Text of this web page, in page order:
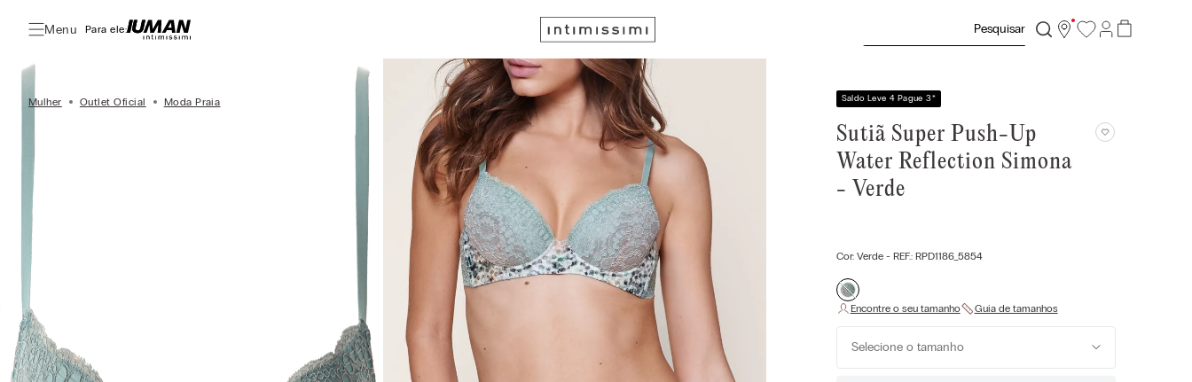
Menu Para ele:
Mulher Outlet Oficial Moda Praia Saldo Leve 4 Pague 3*
Sutiã Super Push-Up
Water Reflection Simona
- Verde
Cor: Verde- REF.: RPD1186_5854
Selecione o tamanho